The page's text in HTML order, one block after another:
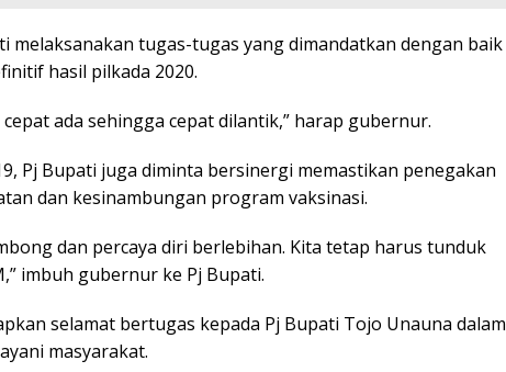
melaksanakan tugas-tugas yang dimandatkan dengan baik
hasil pilkada 2020.
ada sehingga cepat dilantik,” harap gubernur.
Pj Bupati juga diminta bersinergi memastikan penegakan
dan kesinambungan program vaksinasi.
dan percaya diri berlebihan. Kita tetap harus tunduk
imbuh gubernur ke Pj Bupati.
selamat bertugas kepada Pj Bupati Tojo Unauna dalam
masyarakat.